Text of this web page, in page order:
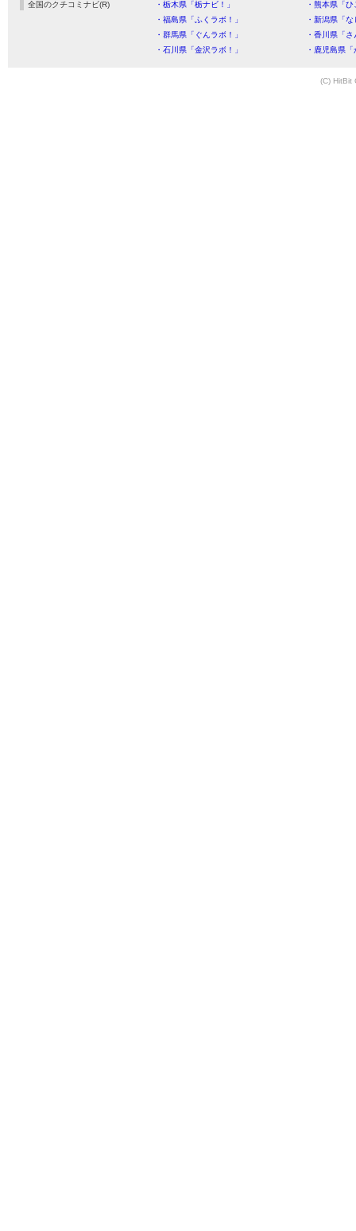
全国のクチコミナビ(R) ・栃木県「栃ナビ！」
・熊本県「
・福島県「ふくラボ！」
・新潟県「
・群馬県「ぐんラボ！」
・香川県「
・石川県「金沢ラボ！」
・鹿児島県
(C) HitBit